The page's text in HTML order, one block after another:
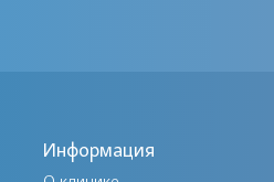
Информация